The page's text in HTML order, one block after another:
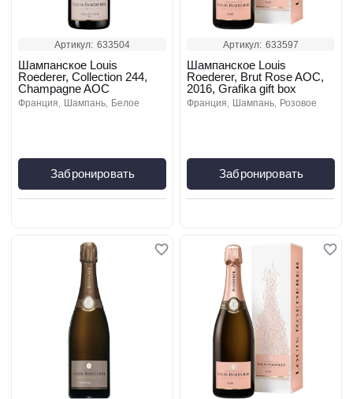
Артикул: 633504
Шампанское Louis
Roederer, Collection 244,
Champagne AOC
франция шампань белое
Забронировать
Артикул: 633597
Шампанское Louis
Roederer, Brut Rose AOC,
2016, Grafika gift box
франция шампань розовое
Забронировать